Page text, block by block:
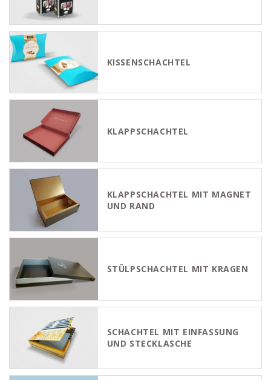
KISSENSCHACHTEL
KLAPPSCHACHTEL
KLAPPSCHACHTEL MIT MAGNET
UND RAND
STÜLPSCHACHTEL MIT KRAGEN
SCHACHTEL MIT EINFASSUNG
UND STECKLASCHE